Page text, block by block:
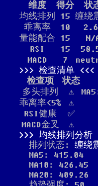
维度 得分
状
均线排列
15 缠绕
乖离率
10
量能配合 15
N/
RSI
15
MACD
7
检查清单
检查项
状态
多头排列
⚠️
乖离率<5%
⚠️
RSI健康
✅
MACD金叉
⚠️
均线排列分析
排列状态: 缠绕
MA5: 415.04
MA10: 426.45
MA20: 409.26